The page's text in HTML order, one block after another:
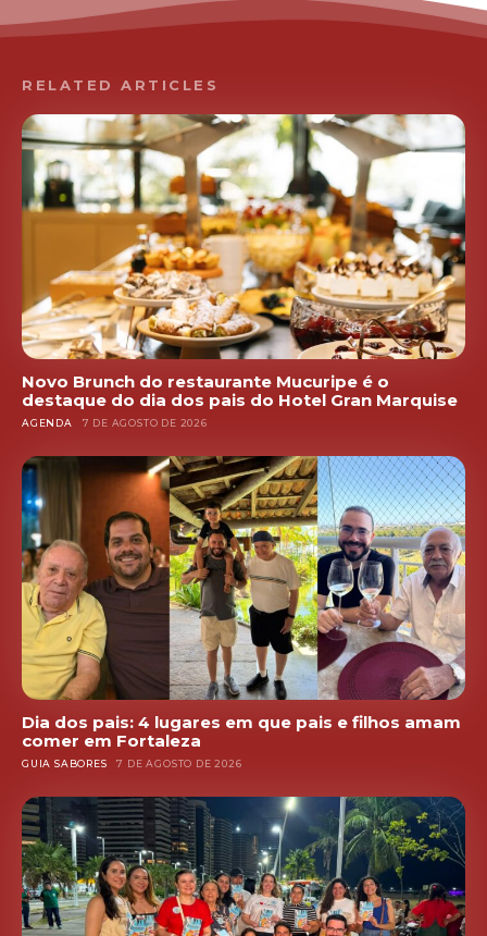
RELATED ARTICLES
Novo Brunch do restaurante Mucuripe é o
destaque do dia dos pais do Hotel Gran Marquise
AGENDA 7 DE AGOSTO DE 2026
Dia dos pais: 4 lugares em que pais e filhos amam
comer em Fortaleza
GUIA SABORES 7 DE AGOSTO DE 2026